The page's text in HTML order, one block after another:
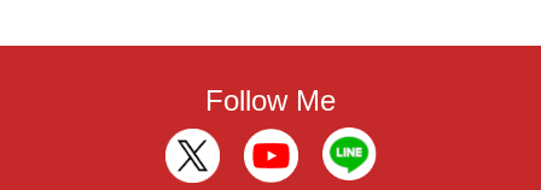
Follow Me